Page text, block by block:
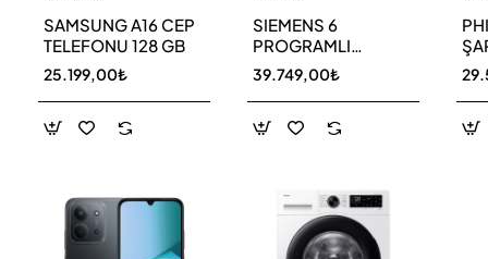
SAMSUNG A16 CEP
TELEFONU 128 GB
25.199,00₺
SIEMENS 6
PROGRAMLI
BULAŞIK MAKİNESİ
SN216W00DT
39.749,00₺
11